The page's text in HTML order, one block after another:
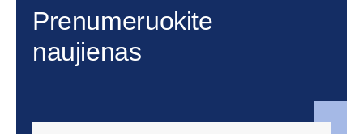
Prenumeruokite
naujienas